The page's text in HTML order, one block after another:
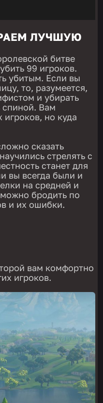
ЛУЧШУЮ
битве
99 игроков.
убитым. Если вы
то, разумеется,
и убирать
спиной. Вам
игроков, но куда
сказать
стрелять с
станет для
вы всегда были и
на средней и
бродить по
и их ошибки.
вам комфортно
игроков.